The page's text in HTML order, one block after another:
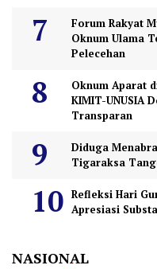
Forum Rakyat
Oknum Ulama
Pelecehan
Oknum Aparat
KIMIT-UNUSIA
Transparan
Diduga
Tigaraksa
Refleksi Hari
Apresiasi
NASIONAL